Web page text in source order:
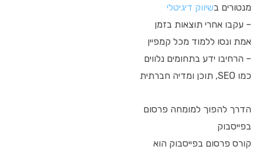
מנטורים בשיווק דיגיטלי
– עקבו אחרי תוצאות בזמן
אמת ונסו ללמוד מכל קמפיין
– הרחיבו ידע בתחומים נלווים
כמו SEO, תוכן ומדיה חברתית
הדרך להפוך למומחה פרסום
בפייסבוק
קורס פרסום בפייסבוק הוא